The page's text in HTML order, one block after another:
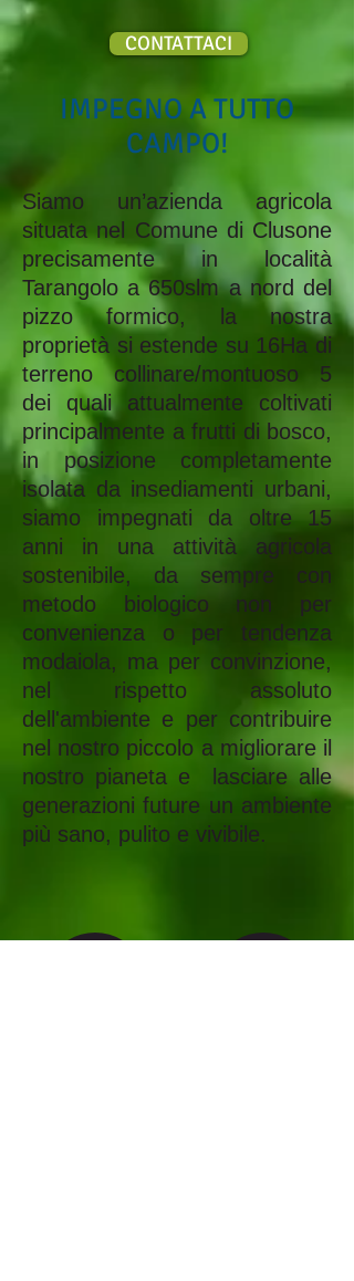
CONTATTACI
IMPEGNO A TUTTO
CAMPO!
Siamo un’azienda agricola
situata nel Comune di Clusone
precisamente in località
Tarangolo a 650slm a nord del
pizzo formico, la nostra
proprietà si estende su 16Ha di
terreno collinare/montuoso 5
dei quali attualmente coltivati
principalmente a frutti di bosco,
in posizione completamente
isolata da insediamenti urbani,
siamo impegnati da oltre 15
anni in una attività agricola
sostenibile, da sempre con
metodo biologico non per
convenienza o per tendenza
modaiola, ma per convinzione,
nel rispetto assoluto
dell'ambiente e per contribuire
nel nostro piccolo a migliorare il
nostro pianeta e lasciare alle
generazioni future un ambiente
più sano, pulito e vivibile.